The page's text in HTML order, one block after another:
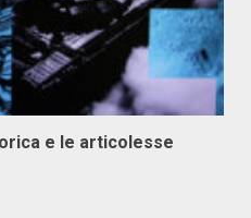
e le articolesse